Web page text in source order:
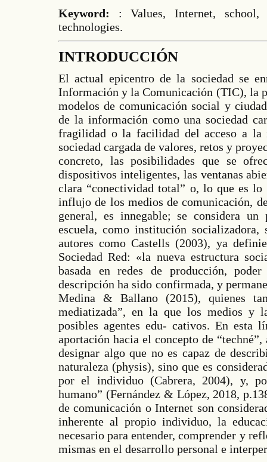
Keyword: : Values, Internet, school,
technologies.
INTRODUCCIÓN
El actual epicentro de la sociedad se
Información y la Comunicación (TIC), la
modelos de comunicación social y
de la información como una sociedad
fragilidad o la facilidad del acceso a la
sociedad cargada de valores, retos y
concreto, las posibilidades que se
dispositivos inteligentes, las ventanas
clara “conectividad total” o, lo que es
influjo de los medios de comunicación,
general, es innegable; se considera
escuela, como institución socializadora,
autores como Castells (2003), ya
Sociedad Red: «la nueva estructura
basada en redes de producción,
descripción ha sido confirmada, y
Medina & Ballano (2015), quienes
mediatizada”, en la que los medios y
posibles agentes edu- cativos. En esta
aportación hacia el concepto de
designar algo que no es capaz de
naturaleza (physis), sino que es
por el individuo (Cabrera, 2004), y,
humano” (Fernández & López, 2018,
de comunicación o Internet son
inherente al propio individuo, la
necesario para entender, comprender y
mismas en el desarrollo personal e